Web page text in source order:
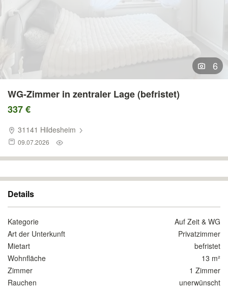
6
WG-Zimmer in zentraler Lage (befristet)
337 €
31141 Hildesheim
09.07.2026
Details
Kategorie
Auf Zeit & WG
Art der Unterkunft
Privatzimmer
Mietart
befristet
Wohnfläche
13 m²
Zimmer
1 Zimmer
Rauchen
unerwünscht